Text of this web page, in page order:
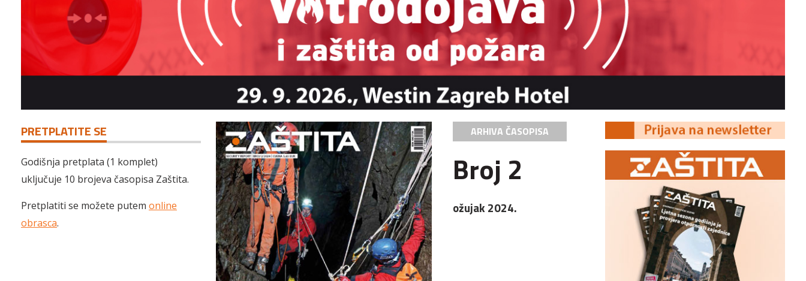
PRETPLATITE SE
Godišnja pretplata (1 komplet)
uključuje 10 brojeva časopisa Zaštita.
Pretplatiti se možete putem online
obrasca.
ARHIVA ČASOPISA
Broj 2
ožujak 2024.